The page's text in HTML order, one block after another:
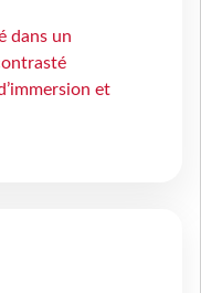
dans un
et